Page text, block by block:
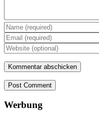
Post Comment
Werbung